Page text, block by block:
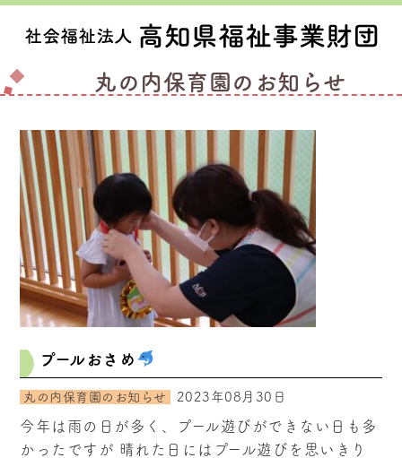
丸の内保育園のお知らせ
プールおさめ
丸の内保育園のお知らせ 2023年08月30日
今年は雨の日が多く、プール遊びができない日も多
かったですが 晴れた日にはプール遊びを思いきり